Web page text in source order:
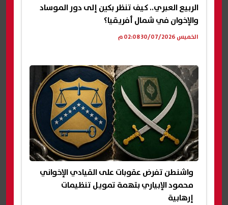
الربيع العبري.. كيف تنظر بكين إلى دور الموساد
والإخوان في شمال أفريقيا؟
الخميس 30/07/2026 02:08 م
واشنطن تفرض عقوبات على القيادي الإخواني
محمود الإبياري بتهمة تمويل تنظيمات
إرهابية